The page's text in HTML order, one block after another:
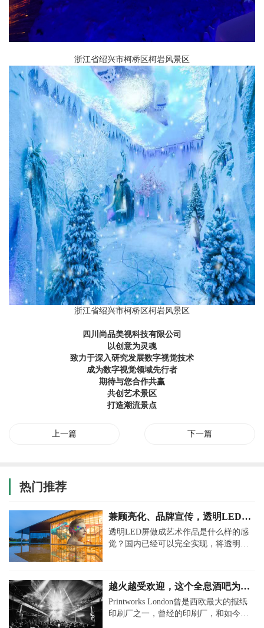
浙江省绍兴市柯桥区柯岩风景区
浙江省绍兴市柯桥区柯岩风景区
四川尚品美视科技有限公司
以创意为灵魂
致力于深入研究发展数字视觉技术
成为数字视觉领域先行者
期待与您合作共赢
共创艺术景区
打造潮流景点
上一篇 下一篇
热门推荐
兼顾亮化、品牌宣传，透明LED大
屏又玩出新花样
透明LED屏做成艺术作品是什么样的感
觉？国内已经可以完全实现，将透明的
越火越受欢迎，这个全息酒吧为什
么这么受年轻人追捧？
Printworks London曾是西欧最大的报纸
印刷厂之一，曾经的印刷厂，和如今已